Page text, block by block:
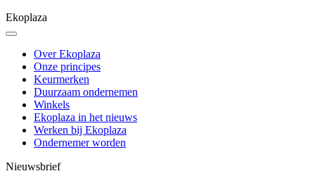
Ekoplaza
Over Ekoplaza
Onze principes
Keurmerken
Duurzaam ondernemen
Winkels
Ekoplaza in het nieuws
Werken bij Ekoplaza
Ondernemer worden
Nieuwsbrief